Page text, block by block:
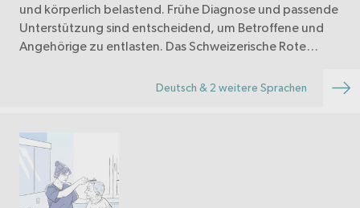
und körperlich belastend. Frühe Diagnose und passende
Unterstützung sind entscheidend, um Betroffene und
Angehörige zu entlasten. Das Schweizerische Rote
Deutsch & 2 weitere Sprachen